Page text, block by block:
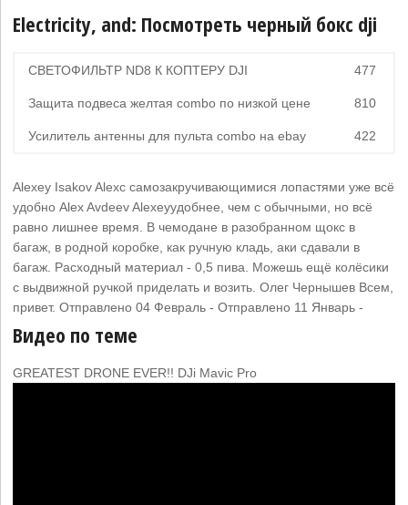
Electricity, and: Посмотреть черный бокс dji
СВЕТОФИЛЬТР ND8 К КОПТЕРУ DJI 477
Защита подвеса желтая combo по низкой цене 810
Усилитель антенны для пульта combo на ebay 422
Alexey Isakov Alexс самозакручивающимися лопастями уже всё
удобно Alex Avdeev Alexeyудобнее, чем с обычными, но всё
равно лишнее время. В чемодане в разобранном щокс в
багаж, в родной коробке, как ручную кладь, аки сдавали в
багаж. Расходный материал - 0,5 пива. Можешь ещё колёсики
с выдвижной ручкой приделать и возить. Олег Чернышев Всем,
привет. Отправлено 04 Февраль - Отправлено 11 Январь -
Видео по теме
GREATEST DRONE EVER!! DJi Mavic Pro